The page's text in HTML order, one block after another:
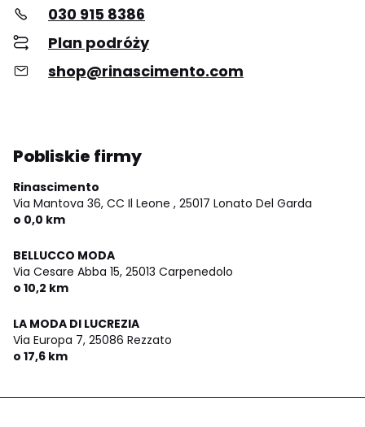
030 915 8386
Plan podróży
shop@rinascimento.com
Pobliskie firmy
Rinascimento
Via Mantova 36, CC Il Leone , 25017 Lonato Del Garda
o 0,0 km
BELLUCCO MODA
Via Cesare Abba 15, 25013 Carpenedolo
o 10,2 km
LA MODA DI LUCREZIA
Via Europa 7, 25086 Rezzato
o 17,6 km